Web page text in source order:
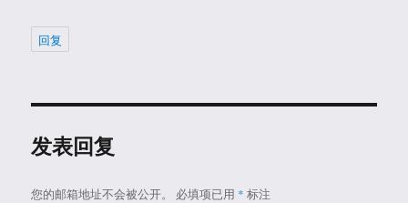
回复
发表回复
您的邮箱地址不会被公开。 必填项已用 * 标注